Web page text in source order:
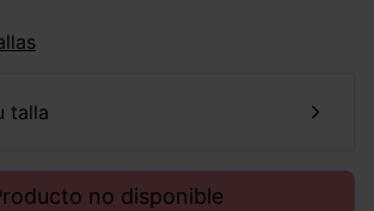
talla
no disponible